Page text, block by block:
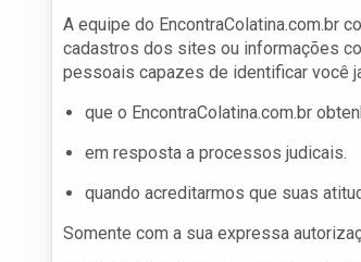
A equipe do EncontraColatina.com.br
cadastros dos sites ou informações
pessoais capazes de identificar você
que o EncontraColatina.com.br
em resposta a processos judicais.
quando acreditarmos que suas
Somente com a sua expressa